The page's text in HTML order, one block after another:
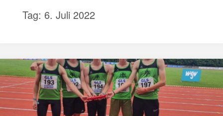
Tag: 6. Juli 2022